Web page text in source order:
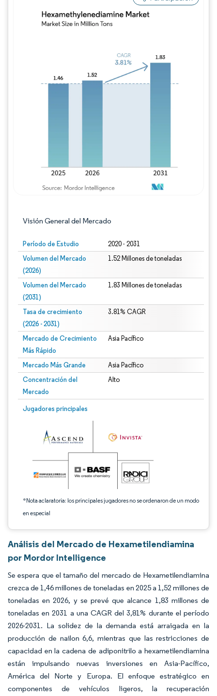
Visión General del Mercado
Período de Estudio 2020 - 2031
Volumen del Mercado
(2026)
1.52 Millones de toneladas
Volumen del Mercado
(2031)
1.83 Millones de toneladas
Tasa de crecimiento
(2026 - 2031)
3.81% CAGR
Mercado de Crecimiento
Más Rápido
Asia Pacífico
Mercado Más Grande Asia Pacífico
Concentración del
Mercado
Alto
Jugadores principales
*Nota aclaratoria: los principales jugadores no se ordenaron de un modo
en especial
Imagen © Mordor Intelligence. El uso requiere atribución según CC BY 4.0.
Análisis del Mercado de Hexametilendiamina
por Mordor Intelligence
Se espera que el tamaño del mercado de Hexametilendiamina
crezca de 1,46 millones de toneladas en 2025 a 1,52 millones de
toneladas en 2026, y se prevé que alcance 1,83 millones de
toneladas en 2031 a una CAGR del 3,81% durante el período
2026-2031. La solidez de la demanda está arraigada en la
producción de nailon 6,6, mientras que las restricciones de
capacidad en la cadena de adiponitrilo a hexametilendiamina
están impulsando nuevas inversiones en Asia-Pacífico,
América del Norte y Europa. El enfoque estratégico en
componentes de vehículos ligeros, la recuperación